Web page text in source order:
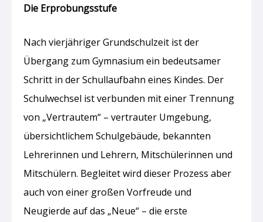
Die Erprobungsstufe
Nach vierjähriger Grundschulzeit ist der
Übergang zum Gymnasium ein bedeutsamer
Schritt in der Schullaufbahn eines Kindes. Der
Schulwechsel ist verbunden mit einer Trennung
von „Vertrautem“ – vertrauter Umgebung,
übersichtlichem Schulgebäude, bekannten
Lehrerinnen und Lehrern, Mitschülerinnen und
Mitschülern. Begleitet wird dieser Prozess aber
auch von einer großen Vorfreude und
Neugierde auf das „Neue“ – die erste